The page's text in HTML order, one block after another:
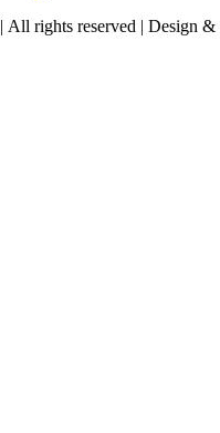
| All rights reserved | Design &